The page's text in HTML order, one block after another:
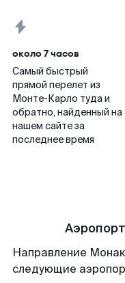
около 7 часов
Самый быстрый
прямой перелет из
Монте-Карло туда и
обратно, найденный на
нашем сайте за
последнее время
Направление
следующие